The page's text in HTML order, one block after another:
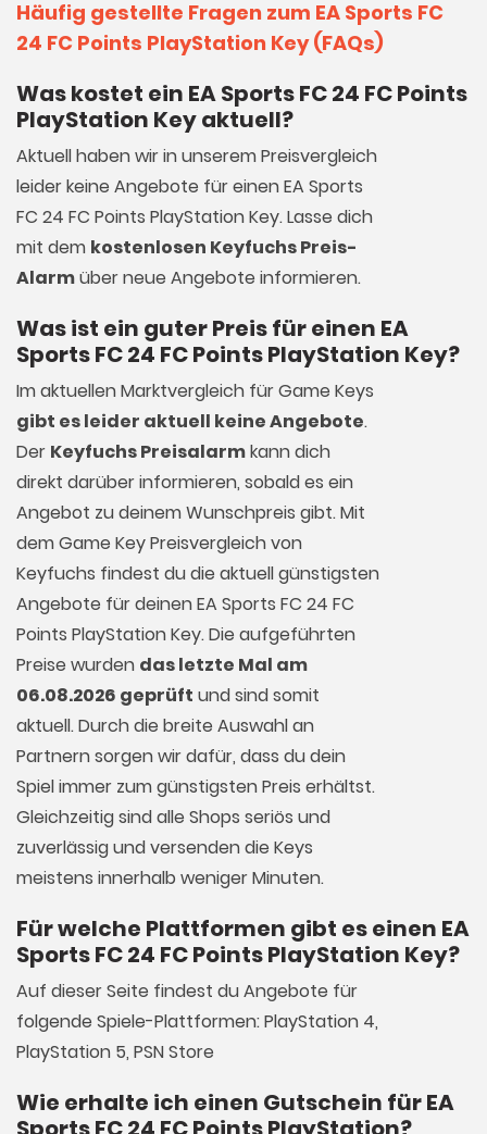
Häufig gestellte Fragen zum EA Sports FC
24 FC Points PlayStation Key (FAQs)
Was kostet ein EA Sports FC 24 FC Points
PlayStation Key aktuell?
Aktuell haben wir in unserem Preisvergleich
leider keine Angebote für einen EA Sports
FC 24 FC Points PlayStation Key. Lasse dich
mit dem kostenlosen Keyfuchs Preis-
Alarmüber neue Angebote informieren.
Was ist ein guter Preis für einen EA
Sports FC 24 FC Points PlayStation Key?
Im aktuellen Marktvergleich fürGame Keys
gibt es leider aktuell keine Angebote.
Der Keyfuchs Preisalarmkann dich
direkt darüber informieren, sobald es ein
Angebot zu deinem Wunschpreis gibt. Mit
dem Game Key Preisvergleich von
Keyfuchs findest du die aktuell günstigsten
Angebote für deinen EA Sports FC 24 FC
Points PlayStation Key. Die aufgeführten
Preise wurden das letzte Mal am
06.08.2026 geprüft und sind somit
aktuell. Durch die breite Auswahl an
Partnern sorgen wir dafür, dass du dein
Spiel immer zum günstigsten Preis erhältst.
Gleichzeitig sind alle Shops seriös und
zuverlässig und versenden die Keys
meistens innerhalb weniger Minuten.
Für welche Plattformen gibt es einen EA
Sports FC 24 FC Points PlayStation Key?
Auf dieser Seite findest du Angebote für
folgende Spiele-Plattformen: PlayStation 4,
PlayStation 5, PSN Store
Wie erhalte ich einen Gutschein für EA